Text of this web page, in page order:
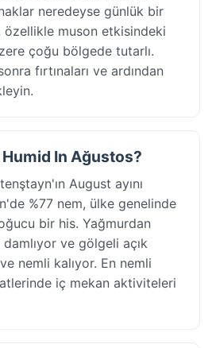
neredeyse günlük bir
özellikle muson etkisindeki
çoğu bölgede tutarlı.
fırtınaları ve ardından
In Ağustos?
August ayını
%77 nem, ülke genelinde
bir his. Yağmurdan
ve gölgeli açık
nemli kalıyor. En nemli
iç mekan aktiviteleri